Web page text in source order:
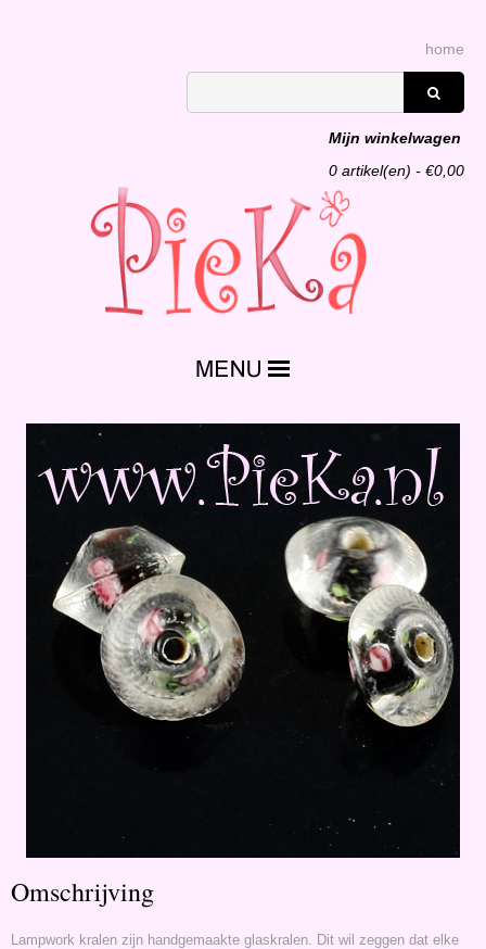
home
Mijn winkelwagen
0 artikel(en) - €0,00
Omschrijving
Lampwork kralen zijn handgemaakte glaskralen. Dit wil zeggen dat elke